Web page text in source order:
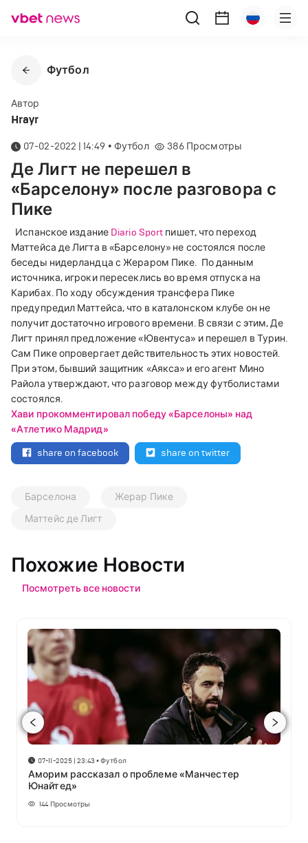
Футбол
Автор
Hrayr
07-02-2022 | 14:49 • Футбол 386 Просмотры
Де Лигт не перешел в
«Барселону» после разговора с
Пике
Испанское издание Diario Sport пишет, что переход
Маттейса де Лигта в «Барселону» не состоялся после
беседы нидерландца с Жераром Пике. По данным
источника, игроки пересеклись во время отпуска на
Карибах. По ходу обсуждения трансфера Пике
предупредил Маттейса, что в каталонском клубе он не
получит достаточно игрового времени. В связи с этим, Де
Лигт принял предложение «Ювентуса» и перешел в Турин.
Сам Пике опровергает действительность этих новостей.
При этом, бывший защитник «Аякса» и его агент Мино
Райола утверждают, что разговор между футболистами
состоялся.
Хави прокомментировал победу «Барселоны» над
«Атлетико Мадрид»
share on facebook
share on twitter
Барселона
Жерар Пике
Маттейс де Лигт
Похожие Новости
Посмотреть все новости
07-11-2025 | 23:43 •Футбол
Аморим рассказал о проблеме «Манчестер
Юнайтед»
144 Просмотры